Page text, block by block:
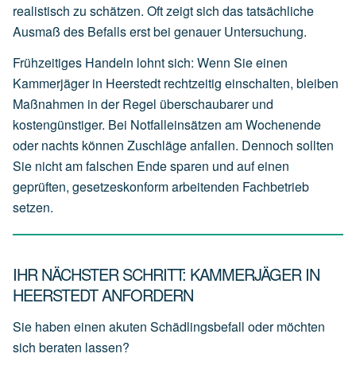
realistisch zu schätzen. Oft zeigt sich das tatsächliche
Ausmaß des Befalls erst bei genauer Untersuchung.
Frühzeitiges Handeln lohnt sich: Wenn Sie einen
Kammerjäger in Heerstedt rechtzeitig einschalten, bleiben
Maßnahmen in der Regel überschaubarer und
kostengünstiger. Bei Notfalleinsätzen am Wochenende
oder nachts können Zuschläge anfallen. Dennoch sollten
Sie nicht am falschen Ende sparen und auf einen
geprüften, gesetzeskonform arbeitenden Fachbetrieb
setzen.
IHR NÄCHSTER SCHRITT: KAMMERJÄGER IN
HEERSTEDT ANFORDERN
Sie haben einen akuten Schädlingsbefall oder möchten
sich beraten lassen?